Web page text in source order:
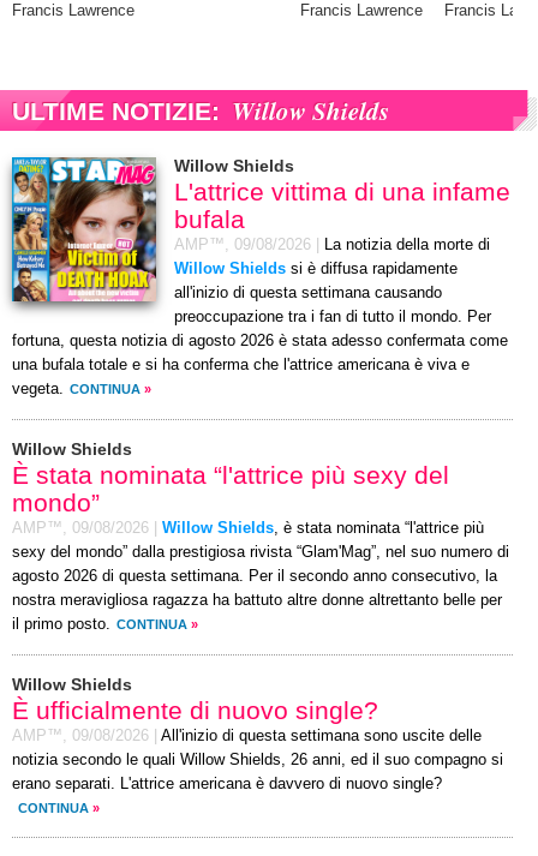
Francis Lawrence Francis Lawrence Francis
ULTIME NOTIZIE: Willow Shields
Willow Shields
L'attrice vittima di una infame
bufala
AMP™, 09/08/2026
La notizia della morte di
Willow Shields si è diffusa rapidamente
all'inizio di questa settimana causando
preoccupazione tra i fan di tutto il mondo. Per
fortuna, questa notizia di agosto 2026 è stata adesso confermata come
una bufala totale e si ha conferma che l'attrice americana è viva e
vegeta. CONTINUA »
Willow Shields
È stata nominata “l'attrice più sexy del
mondo”
AMP™, 09/08/2026 Willow Shields, è stata nominata “l'attrice più
sexy del mondo” dalla prestigiosa rivista “Glam'Mag”, nel suo numero di
agosto 2026 di questa settimana. Per il secondo anno consecutivo, la
nostra meravigliosa ragazza ha battuto altre donne altrettanto belle per
il primo posto. CONTINUA »
Willow Shields
È ufficialmente di nuovo single?
AMP™, 09/08/2026
All'inizio di questa settimana sono uscite delle
notizia secondo le quali Willow Shields, 26 anni, ed il suo compagno si
erano separati. L'attrice americana è davvero di nuovo single?
CONTINUA »